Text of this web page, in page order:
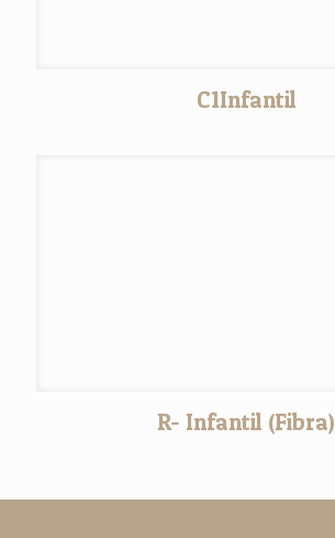
C1Infantil
R- Infantil (Fibra)